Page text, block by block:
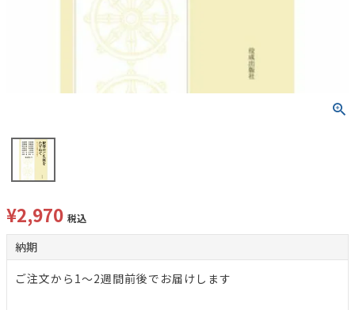
¥2,970 税込
納期
ご注文から1～2週間前後でお届けします